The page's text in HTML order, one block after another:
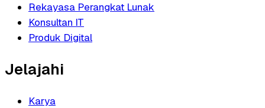
Rekayasa Perangkat Lunak
Konsultan IT
Produk Digital
Jelajahi
Karya